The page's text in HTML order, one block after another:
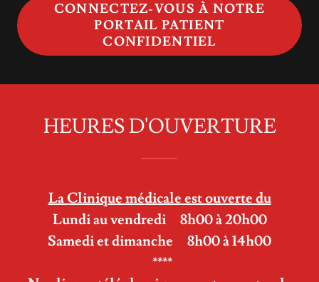
CONNECTEZ-VOUS À NOTRE
PORTAIL PATIENT
CONFIDENTIEL
HEURES D'OUVERTURE
La Clinique médicale est ouverte du
Lundi au vendredi 8h00 à 20h00
Samedi et dimanche 8h00 à 14h00
****